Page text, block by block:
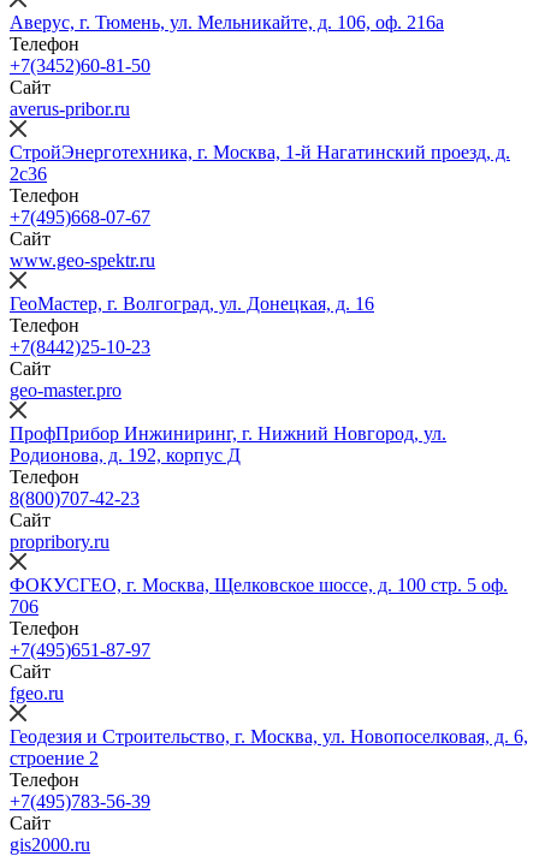
Аверус, г. Тюмень, ул. Мельникайте, д. 106, оф. 216а
Телефон
+7(3452)60-81-50
Сайт
averus-pribor.ru
СтройЭнерготехника, г. Москва, 1-й Нагатинский проезд, д.
2с36
Телефон
+7(495)668-07-67
Сайт
www.geo-spektr.ru
ГеоМастер, г. Волгоград, ул. Донецкая, д. 16
Телефон
+7(8442)25-10-23
Сайт
geo-master.pro
ПрофПрибор Инжиниринг, г. Нижний Новгород, ул.
Родионова, д. 192, корпус Д
Телефон
8(800)707-42-23
Сайт
propribory.ru
ФОКУСГЕО, г. Москва, Щелковское шоссе, д. 100 стр. 5 оф.
706
Телефон
+7(495)651-87-97
Сайт
fgeo.ru
Геодезия и Строительство, г. Москва, ул. Новопоселковая, д. 6,
строение 2
Телефон
+7(495)783-56-39
Сайт
gis2000.ru